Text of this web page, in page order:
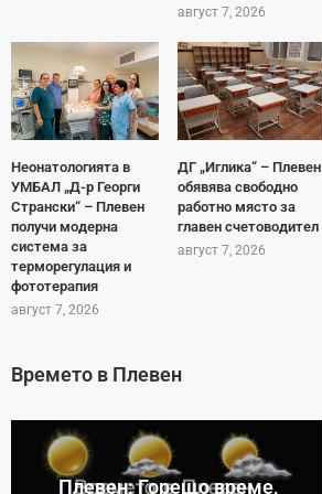
август 7, 2026
Неонатологията в
УМБАЛ „Д-р Георги
Странски“ – Плевен
получи модерна
система за
терморегулация и
фототерапия
август 7, 2026
ДГ „Иглика“ – Плевен
обявява свободно
работно място за
главен счетоводител
август 7, 2026
Времето в Плевен
Плевен: Горещо време,